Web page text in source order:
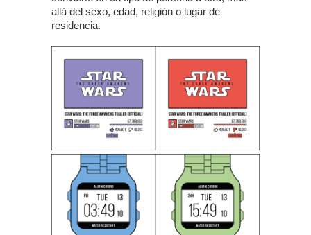
allá del sexo, edad, religión o lugar de
residencia.